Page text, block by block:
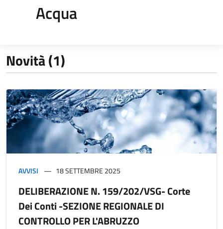
Acqua
Novità (1)
AVVISI 18 SETTEMBRE 2025
DELIBERAZIONE N. 159/202/VSG- Corte
Dei Conti -SEZIONE REGIONALE DI
CONTROLLO PER L'ABRUZZO